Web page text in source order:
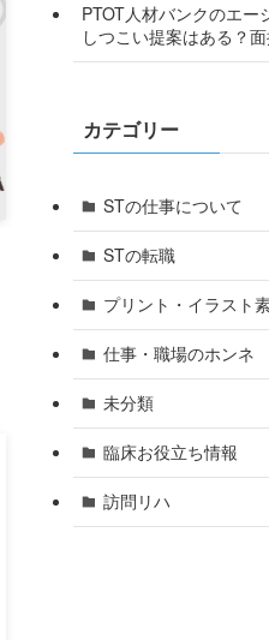
PTOT人材バンクのエー
しつこい提案はある？
カテゴリー
STの仕事について
STの転職
プリント・イラスト
仕事・職場のホンネ
未分類
臨床お役立ち情報
訪問リハ